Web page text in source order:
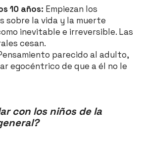
10 años: Empiezan los
sobre la vida y la muerte
inevitable e irreversible. Las
cesan.
parecido al adulto,
egocéntrico de que a él no le
con los niños de la